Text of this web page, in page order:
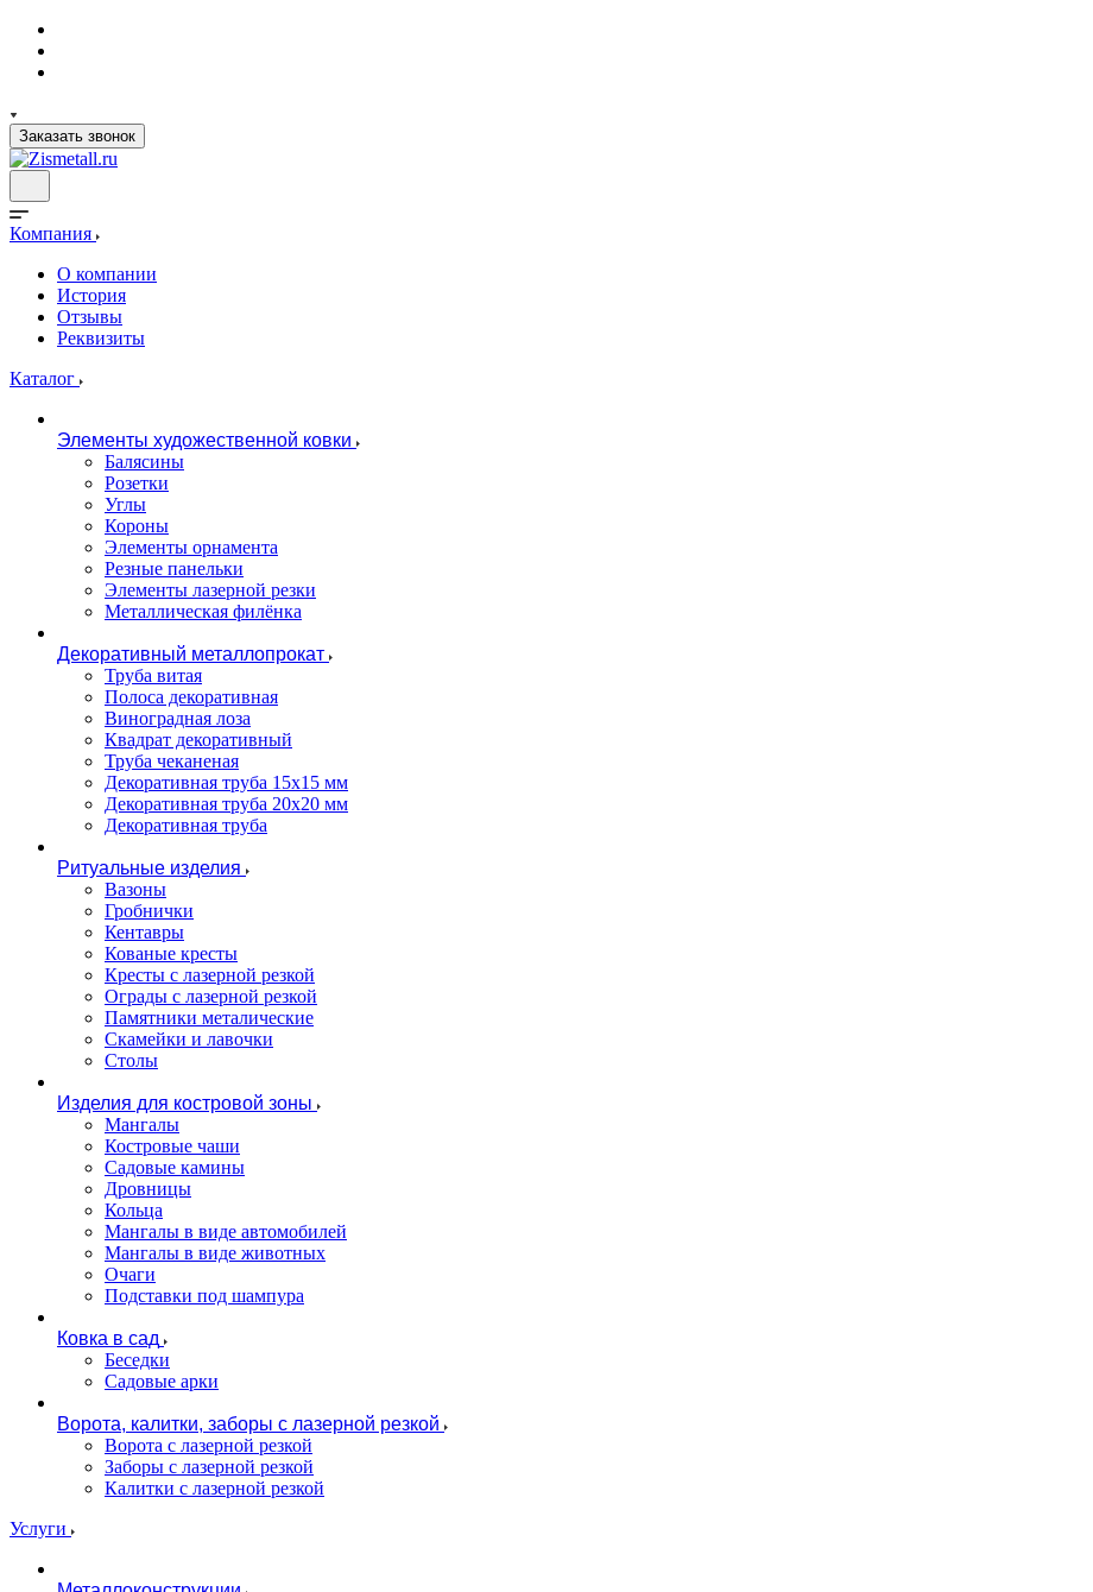
Заказать звонок
Компания
О компании
История
Отзывы
Реквизиты
Каталог
Элементы художественной ковки
Балясины
Розетки
Углы
Короны
Элементы орнамента
Резные панельки
Элементы лазерной резки
Металлическая филёнка
Декоративный металлопрокат
Труба витая
Полоса декоративная
Виноградная лоза
Квадрат декоративный
Труба чеканеная
Декоративная труба 15х15 мм
Декоративная труба 20х20 мм
Декоративная труба
Ритуальные изделия
Вазоны
Гробнички
Кентавры
Кованые кресты
Кресты с лазерной резкой
Ограды с лазерной резкой
Памятники металические
Скамейки и лавочки
Столы
Изделия для костровой зоны
Мангалы
Костровые чаши
Садовые камины
Дровницы
Кольца
Мангалы в виде автомобилей
Мангалы в виде животных
Очаги
Подставки под шампура
Ковка в сад
Беседки
Садовые арки
Ворота, калитки, заборы с лазерной резкой
Ворота с лазерной резкой
Заборы с лазерной резкой
Калитки с лазерной резкой
Услуги